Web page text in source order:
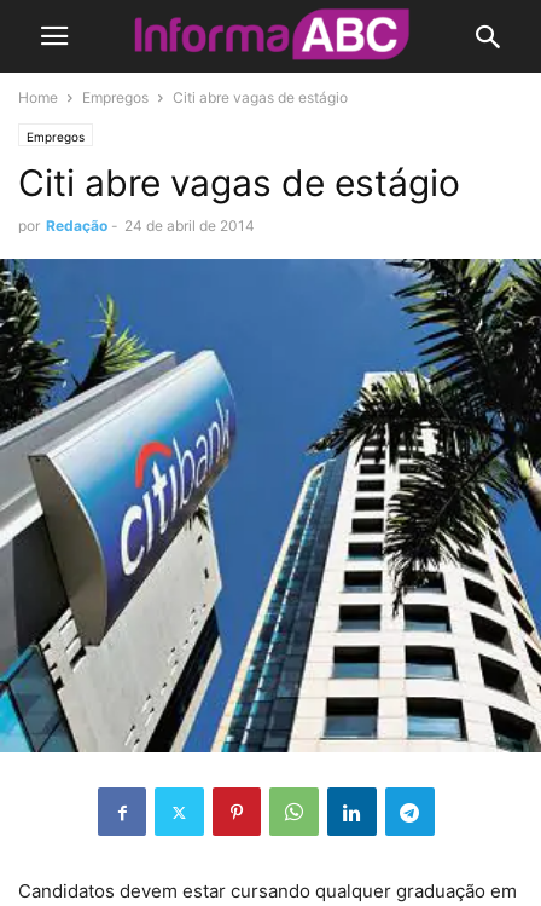
Home Empregos Citi abre vagas de estágio
Empregos
Citi abre vagas de estágio
por Redação - 24 de abril de 2014
Candidatos devem estar cursando qualquer graduação em